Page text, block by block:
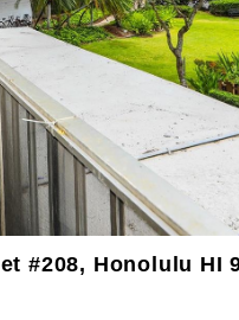
#208, Honolulu HI